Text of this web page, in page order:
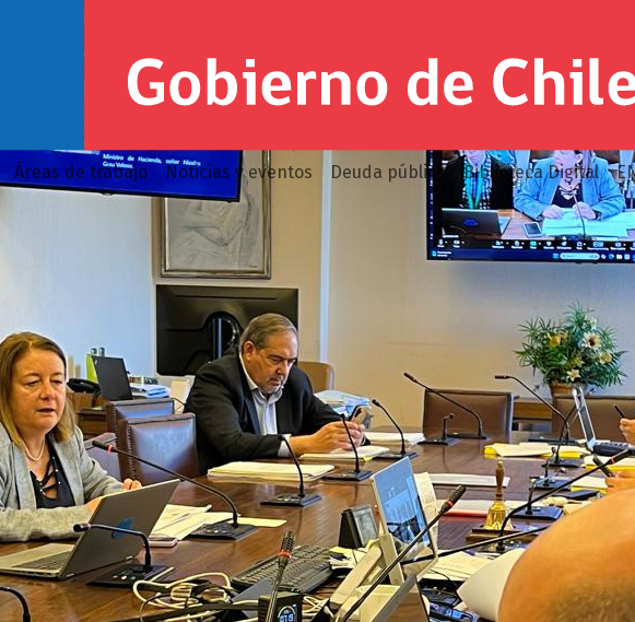
Áreas de trabajo Noticias y eventos Deuda pública Biblioteca Digital